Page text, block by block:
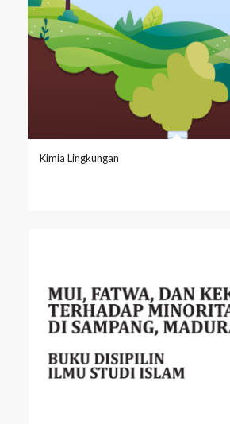
Kimia Lingkungan